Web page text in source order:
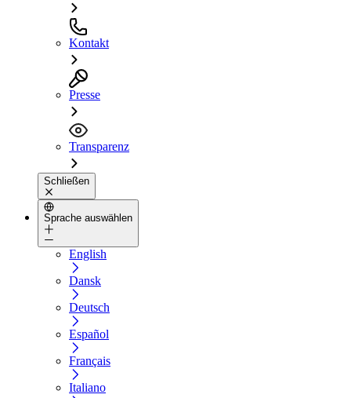
Kontakt
Presse
Transparenz
Schließen
Sprache auswählen
English
Dansk
Deutsch
Español
Français
Italiano